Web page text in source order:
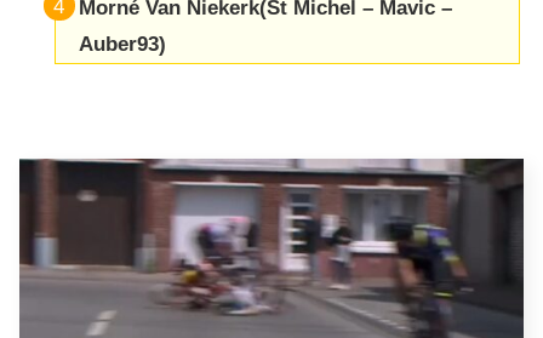
Morné Van Niekerk(St Michel – Mavic –
Auber93)